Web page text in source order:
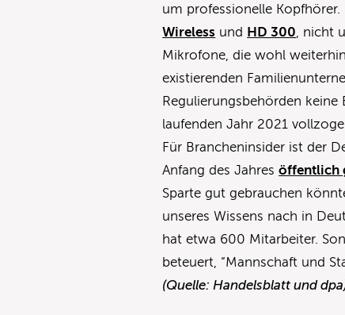
um professionelle
Wireless und HD 300, nicht
Mikrofone, die wohl
existierenden
Regulierungsbehörden
laufenden Jahr 2021
Für Brancheninsider ist der
Anfang des Jahresöffentlich
Sparte gut gebrauchen
unseres Wissens nach in
hat etwa 600 Mitarbeiter.
beteuert, “Mannschaft und
(Quelle: Handelsblatt und